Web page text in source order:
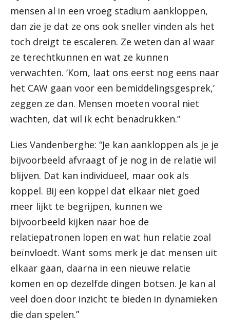
mensen al in een vroeg stadium aankloppen,
dan zie je dat ze ons ook sneller vinden als het
toch dreigt te escaleren. Ze weten dan al waar
ze terechtkunnen en wat ze kunnen
verwachten. ‘Kom, laat ons eerst nog eens naar
het CAW gaan voor een bemiddelingsgesprek,’
zeggen ze dan. Mensen moeten vooral niet
wachten, dat wil ik echt benadrukken.”
Lies Vandenberghe: “Je kan aankloppen als je je
bijvoorbeeld afvraagt of je nog in de relatie wil
blijven. Dat kan individueel, maar ook als
koppel. Bij een koppel dat elkaar niet goed
meer lijkt te begrijpen, kunnen we
bijvoorbeeld kijken naar hoe de
relatiepatronen lopen en wat hun relatie zoal
beïnvloedt. Want soms merk je dat mensen uit
elkaar gaan, daarna in een nieuwe relatie
komen en op dezelfde dingen botsen. Je kan al
veel doen door inzicht te bieden in dynamieken
die dan spelen.”